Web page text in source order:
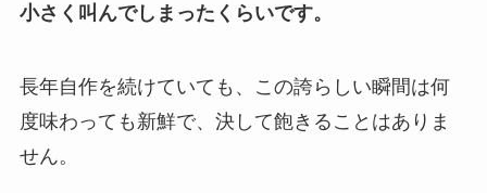
小さく叫んでしまったくらいです。
長年自作を続けていても、この誇らしい瞬間は何
度味わっても新鮮で、決して飽きることはありま
せん。